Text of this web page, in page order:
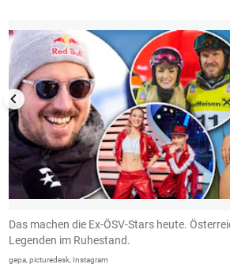
Das machen die Ex-ÖSV-Stars heute.
Legenden im Ruhestand.
gepa, picturedesk, Instagram